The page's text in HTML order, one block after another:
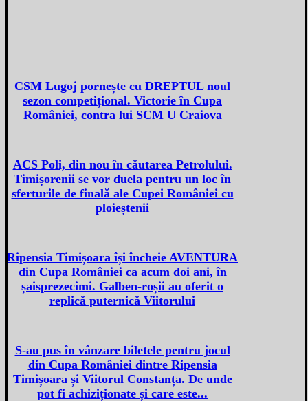
CSM Lugoj pornește cu DREPTUL noul
sezon competițional. Victorie în Cupa
României, contra lui SCM U Craiova
ACS Poli, din nou în căutarea Petrolului.
Timișorenii se vor duela pentru un loc în
sferturile de finală ale Cupei României cu
ploieștenii
Ripensia Timișoara își încheie AVENTURA
din Cupa României ca acum doi ani, în
șaisprezecimi. Galben-roșii au oferit o
replică puternică Viitorului
S-au pus în vânzare biletele pentru jocul
din Cupa României dintre Ripensia
Timișoara și Viitorul Constanța. De unde
pot fi achiziționate și care este...